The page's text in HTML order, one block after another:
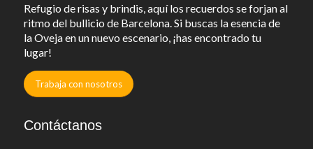
Refugio de risas y brindis, aquí los recuerdos se forjan al
ritmo del bullicio de Barcelona. Si buscas la esencia de
la Oveja en un nuevo escenario, ¡has encontrado tu
lugar!
Trabaja con nosotros
Contáctanos